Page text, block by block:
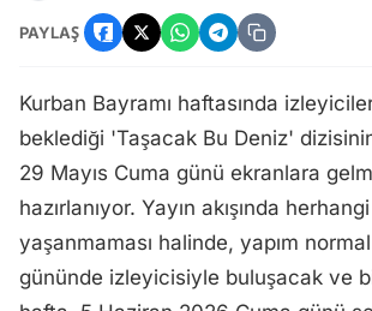
PAYLAŞ
Kurban Bayramı haftasında
beklediği 'Taşacak Bu Deniz'
29 Mayıs Cuma günü ekranlara
hazırlanıyor. Yayın akışında
yaşanmaması halinde, yapım
gününde izleyicisiyle buluşacak ve